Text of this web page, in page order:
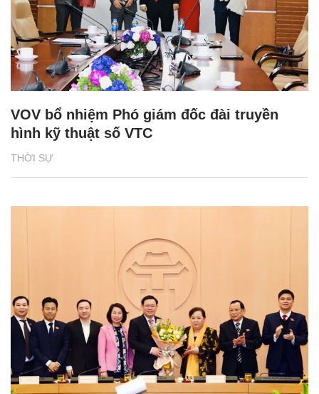
THỜI SỰ
VOV bổ nhiệm Phó giám đốc đài truyền
hình kỹ thuật số VTC